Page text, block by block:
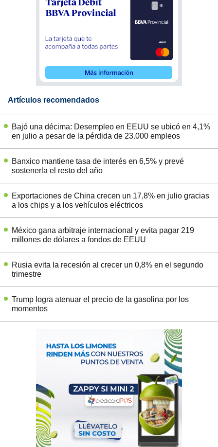
Artículos recomendados
Bajó una décima: Desempleo en EEUU se ubicó en 4,1%
en julio a pesar de la pérdida de 23.000 empleos
Banxico mantiene tasa de interés en 6,5% y prevé
sostenerla el resto del año
Exportaciones de China crecen un 17,8% en julio gracias
a los chips y a los vehículos eléctricos
México gana arbitraje internacional y evita pagar 219
millones de dólares a fondos de EEUU
Rusia evita la recesión al crecer un 0,8% en el segundo
trimestre
Trump logra atenuar el precio de la gasolina por los
momentos